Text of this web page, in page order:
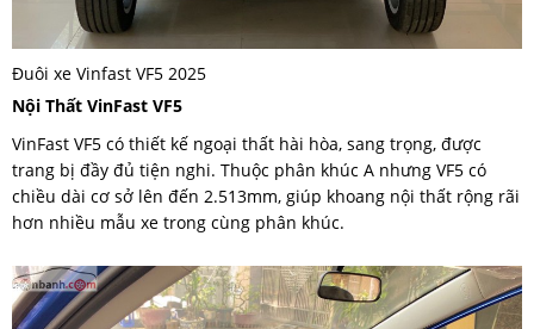
Đuôi xe Vinfast VF5 2025
Nội Thất VinFast VF5
VinFast VF5 có thiết kế ngoại thất hài hòa, sang trọng, được
trang bị đầy đủ tiện nghi. Thuộc phân khúc A nhưng VF5 có
chiều dài cơ sở lên đến 2.513mm, giúp khoang nội thất rộng rãi
hơn nhiều mẫu xe trong cùng phân khúc.